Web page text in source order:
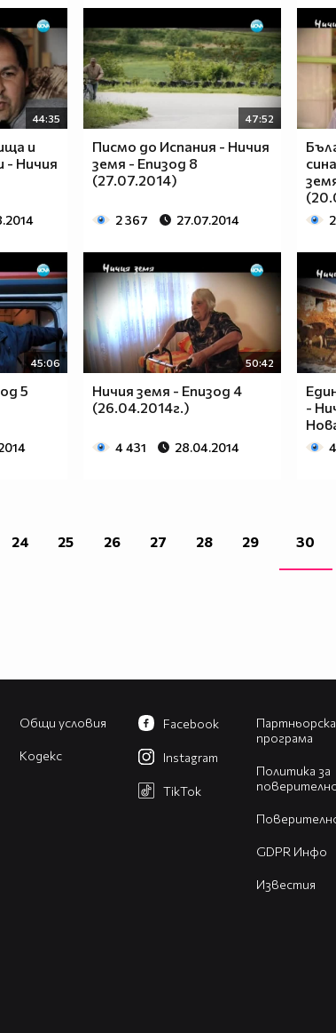
44:35
и
- Ничия
47:52
Писмо до Испания - Ничия
земя - Епизод 8
(27.07.2014)
2 367 27.07.2014
45:06
5
50:42
Ничия земя - Епизод 4
(26.04.2014г.)
4 431 28.04.2014
-
24 25 26 27 28 29 30
Общи условия
Кодекс
Партньорска
програма
Политика за
GDPR Инфо
Известия
Facebook
Instagram
TikTok